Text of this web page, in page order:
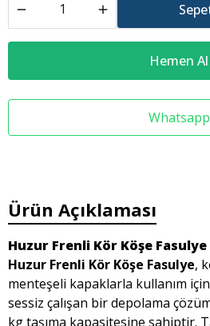
Hemen Al
Whatsapp
Ürün Açıklaması
Huzur Frenli Kör Köşe Fasulye
Huzur Frenli Kör Köşe Fasulye,
menteşeli kapaklarla kullanım
sessiz çalışan bir depolama
kg taşıma kapasitesine sahiptir.